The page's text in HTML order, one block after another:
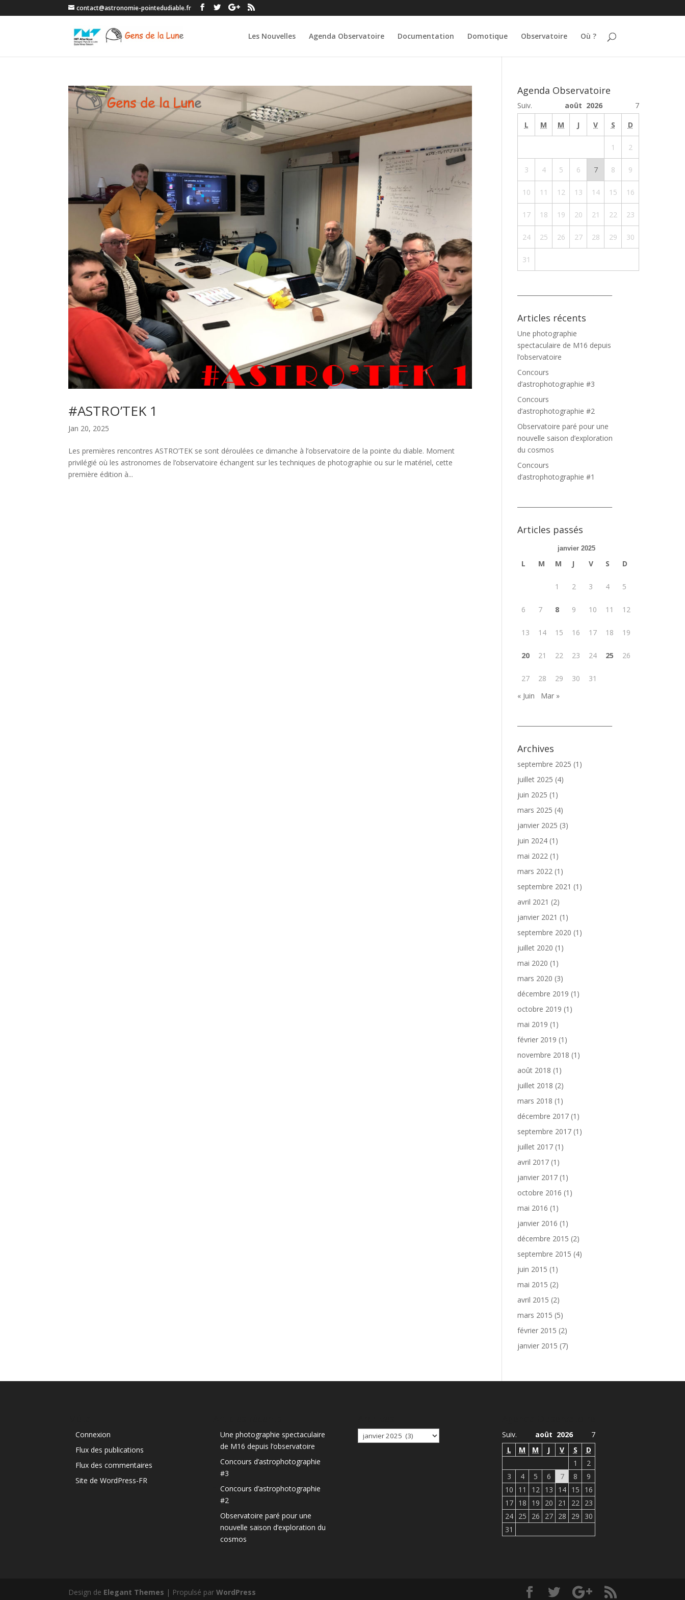
contact@astronomie-pointedudiable.fr
Les Nouvelles Agenda Observatoire Documentation Domotique Observatoire Où ?
#ASTRO’TEK 1
Jan 20, 2025
Les premières rencontres ASTRO’TEK se sont déroulées ce dimanche à l’observatoire de la pointe du diable. Moment
privilégié où les astronomes de l’observatoire échangent sur les techniques de photographie ou sur le matériel, cette
première édition à...
Agenda Observatoire
Suiv. 7
août 2026
L
M M J V S D
1 2
3 4 5 6 7 8 9
10 11 12 13 14 15 16
17 18 19 20 21 22 23
24 25 26 27 28 29 30
31
Articles récents
Une photographie
spectaculaire de M16 depuis
l’observatoire
Concours
d’astrophotographie #3
Concours
d’astrophotographie #2
Observatoire paré pour une
nouvelle saison d’exploration
du cosmos
Concours
d’astrophotographie #1
Articles passés
janvier 2025
L M M J V S D
1 2 3 4 5
6 7 8 9 10 11 12
13 14 15 16 17 18 19
20 21 22 23 24 25 26
27 28 29 30
31
« Juin
Mar »
Archives
septembre 2025 (1)
juillet 2025 (4)
juin 2025 (1)
mars 2025 (4)
janvier 2025 (3)
juin 2024 (1)
mai 2022 (1)
mars 2022 (1)
septembre 2021 (1)
avril 2021 (2)
janvier 2021 (1)
septembre 2020 (1)
juillet 2020 (1)
mai 2020 (1)
mars 2020 (3)
décembre 2019 (1)
octobre 2019 (1)
mai 2019 (1)
février 2019 (1)
novembre 2018 (1)
août 2018 (1)
juillet 2018 (2)
mars 2018 (1)
décembre 2017 (1)
septembre 2017 (1)
juillet 2017 (1)
avril 2017 (1)
janvier 2017 (1)
octobre 2016 (1)
mai 2016 (1)
janvier 2016 (1)
décembre 2015 (2)
septembre 2015 (4)
juin 2015 (1)
mai 2015 (2)
avril 2015 (2)
mars 2015 (5)
février 2015 (2)
janvier 2015 (7)
Connexion
Flux des publications
Flux des commentaires
Site de WordPress-FR
Une photographie spectaculaire
de M16 depuis l’observatoire
Concours d’astrophotographie
#3
Concours d’astrophotographie
#2
Observatoire paré pour une
nouvelle saison d’exploration du
cosmos
Archives Suiv. 7
août 2026
L
M M J V S
D
1
2
3
4 5 6 7 8
9
10
11 12 13 14 15
16
17
18 19 20 21 22
23
24
25 26 27 28 29
30
31
Design de Elegant Themes | Propulsé parWordPress